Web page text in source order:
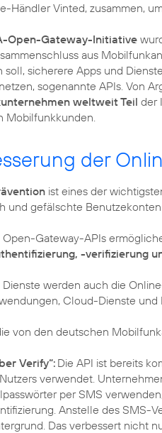
Händler Vinted, zusammen,
Open-Gateway-Initiative
aus
soll, sicherere Apps und
sogenannte APIs. Von
weltweit Teil der
der
ist eines der
und gefälschte
Open-Gateway-APIs
-verifizierung
Dienste werden auch die
Cloud-Dienste und
von den deutschen
Verify“: Die API ist bereits
verwendet.
per SMS
Anstelle des SMS-
Das verbessert nicht